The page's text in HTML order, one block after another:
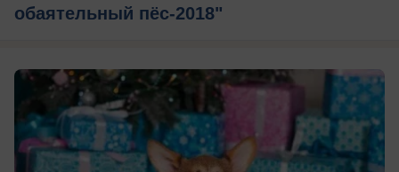
обаятельный пёс-2018"